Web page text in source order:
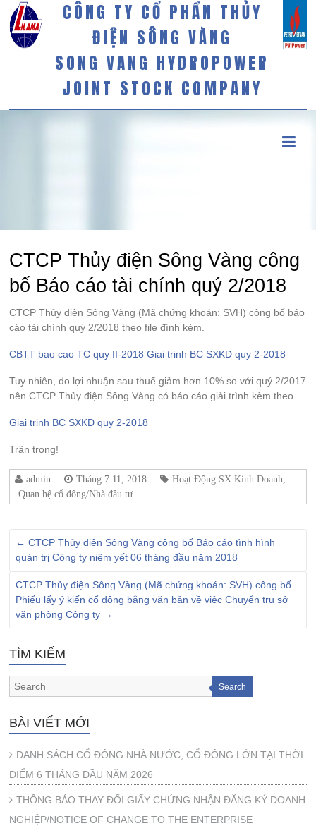
CÔNG TY CỔ PHẦN THỦY
ĐIỆN SÔNG VÀNG
SONG VANG HYDROPOWER
JOINT STOCK COMPANY
CTCP Thủy điện Sông Vàng công
bố Báo cáo tài chính quý 2/2018
CTCP Thủy điện Sông Vàng (Mã chứng khoán: SVH) công bố báo
cáo tài chính quý 2/2018 theo file đính kèm.
CBTT bao cao TC quy II-2018 Giai trinh BC SXKD quy 2-2018
Tuy nhiên, do lợi nhuận sau thuế giảm hơn 10% so với quý 2/2017
nên CTCP Thủy điện Sông Vàng có báo cáo giải trình kèm theo.
Giai trinh BC SXKD quy 2-2018
Trân trọng!
admin Tháng 7 11, 2018 Hoạt Động SX Kinh Doanh
Quan hệ cổ đông/Nhà đầu tư
← CTCP Thủy điện Sông Vàng công bố Báo cáo tình hình
quản trị Công ty niêm yết 06 tháng đầu năm 2018
CTCP Thủy điện Sông Vàng (Mã chứng khoán: SVH) công bố
Phiếu lấy ý kiến cổ đông bằng văn bản về việc Chuyển trụ sở
văn phòng Công ty →
TÌM KIẾM
Search
BÀI VIẾT MỚI
DANH SÁCH CỔ ĐÔNG NHÀ NƯỚC, CỔ ĐÔNG LỚN TẠI THỜI
ĐIỂM 6 THÁNG ĐẦU NĂM 2026
THÔNG BÁO THAY ĐỔI GIẤY CHỨNG NHẬN ĐĂNG KÝ DOANH
NGHIỆP/NOTICE OF CHANGE TO THE ENTERPRISE